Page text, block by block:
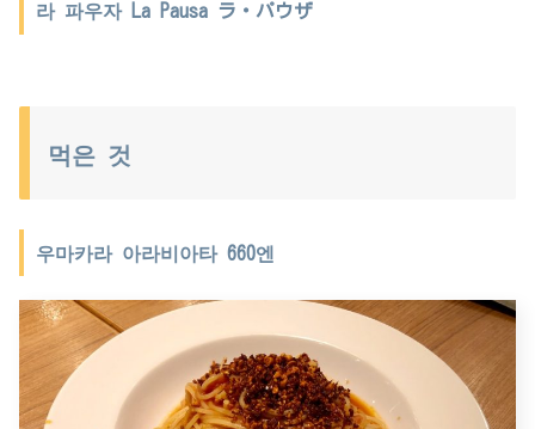
라 파우자 La Pausa ラ・パウザ
먹은 것
우마카라 아라비아타 660엔